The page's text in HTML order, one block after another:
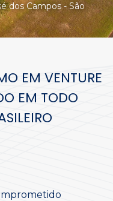
dos Campos - São
EM VENTURE
EM TODO